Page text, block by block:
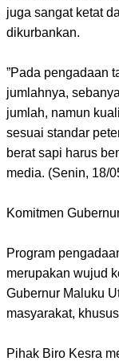
juga sangat ketat
dikurbankan.
​”Pada pengadaan
jumlahnya,
jumlah, namun
sesuai standar
berat sapi harus
media. (Senin, 18/
​Komitmen
​Program
merupakan wujud
Gubernur Maluku
masyarakat,
​Pihak Biro Kesra